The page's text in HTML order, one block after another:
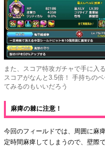
また、スコア特攻ガチャで手に入
スコアがなんと3.5倍！ 手持ちの
てみるのもいいだろう
麻痺の棘に注意！
今回のフィールドでは、周囲に麻
定時間麻痺してしまうので、壁際